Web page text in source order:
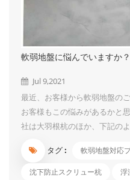
軟弱地盤に悩んでいますか？
Jul 9,2021
最近、お客様から軟弱地盤の
お客様もこの悩みがあるかと
社は大羽根杭のほか、下記の
杭専用部品です。 特に軟弱地
置するには沈み込み防止効果
タグ : 軟弱地盤対応
沈下防止スクリュー杭 浮